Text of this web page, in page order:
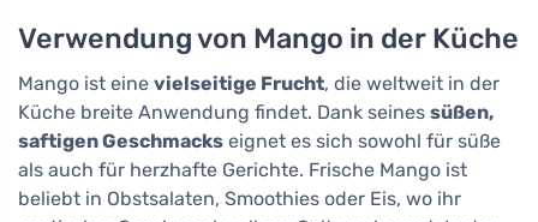
Verwendung von Mango in der Küche
Mango ist eine vielseitige Frucht, die weltweit in der
Küche breite Anwendung findet. Dank seines süßen,
saftigen Geschmacks eignet es sich sowohl für süße
als auch für herzhafte Gerichte. Frische Mango ist
beliebt in Obstsalaten, Smoothies oder Eis, wo ihr